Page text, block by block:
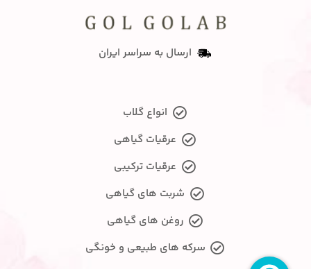
ارسال به سراسر ایران
انواع گلاب
عرقیات گیاهی
عرقیات ترکیبی
شربت های گیاهی
روغن های گیاهی
سرکه های طبیعی و خونگی